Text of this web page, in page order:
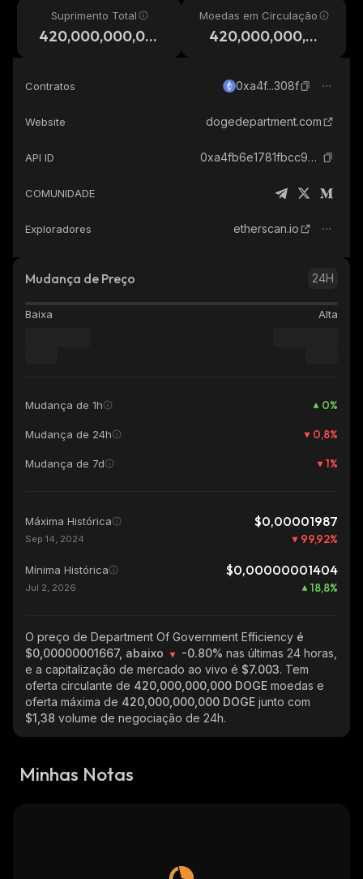
Suprimento Total
420,000,000,00
Moedas em Circulação
420,000,000,00
Contratos 0xa4f...308f
Website dogedepartment.com
API ID 0xa4fb6e1781fbcc921df51352af4cc83ff6c1308f_ethereum
COMUNIDADE
Exploradores etherscan.io
Mudança de Preço 24H
Baixa Alta
Mudança de 1h 0%
Mudança de 24h 0,8%
Mudança de 7d 1%
Máxima Histórica $0,00001987
Sep 14, 2024 99,92%
Mínima Histórica $0,00000001404
Jul 2, 2026 18,8%
O preço de Department Of Government Efficiency é
$0,00000001667, abaixo
-0.80% nas últimas 24 horas,
e a capitalização de mercado ao vivo é $7.003. Tem
oferta circulante de 420,000,000,000 DOGE moedas e
oferta máxima de 420,000,000,000 DOGE junto com
$1,38 volume de negociação de 24h.
Minhas Notas